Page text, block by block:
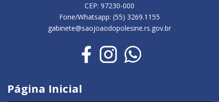
CEP: 97230-000
Fone/Whatsapp: (55) 3269.1155
gabinete@saojoaodopolesine.rs.gov.br
Página Inicial